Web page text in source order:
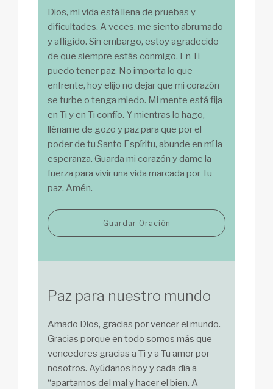
Dios, mi vida está llena de pruebas y
dificultades. A veces, me siento abrumado
y afligido. Sin embargo, estoy agradecido
de que siempre estás conmigo. En Ti
puedo tener paz. No importa lo que
enfrente, hoy elijo no dejar que mi corazón
se turbe o tenga miedo. Mi mente está fija
en Ti y en Ti confío. Y mientras lo hago,
lléname de gozo y paz para que por el
poder de tu Santo Espíritu, abunde en mí la
esperanza. Guarda mi corazón y dame la
fuerza para vivir una vida marcada por Tu
paz. Amén.
Guardar Oración
Paz para nuestro mundo
Amado Dios, gracias por vencer el mundo.
Gracias porque en todo somos más que
vencedores gracias a Ti y a Tu amor por
nosotros. Ayúdanos hoy y cada día a
“apartarnos del mal y hacer el bien. A